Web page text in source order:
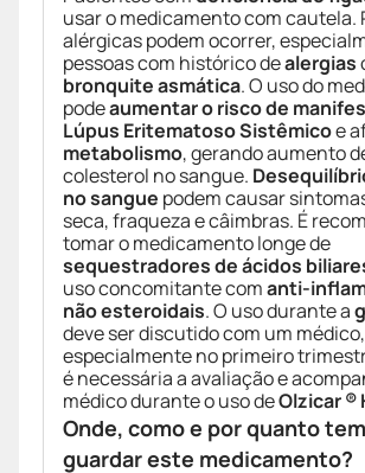
usar o medicamento com cautela.
alérgicas podem ocorrer,
pessoas com histórico dealergias
bronquite asmática. O uso do
podeaumentar o risco de
Lúpus Eritematoso Sistêmicoe
metabolismo, gerando aumento
colesterol no sangue.
no sangue podem causar
seca, fraqueza e câimbras. É
tomar o medicamento longe de
sequestradores de ácidos
uso concomitante comanti-
não esteroidais. O uso durante a
deve ser discutido com um médico,
especialmente no primeiro
é necessária a avaliação e
médico durante o uso deOlzicar ®
Onde, como e por quanto
guardar este medicamento?